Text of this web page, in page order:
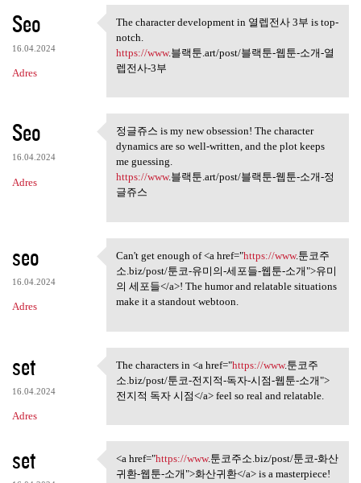
Seo
16.04.2024
Adres
The character development in
The character development in 열렙전사 3부 is top-
notch.
https://www.블랙툰.art/post/블랙툰-웹툰-소개-열
렙전사-3부
Seo
16.04.2024
Adres
정글쥬스 is my new obsession! The
정글쥬스 is my new obsession! The character
dynamics are so well-written, and the plot keeps
me guessing.
https://www.블랙툰.art/post/블랙툰-웹툰-소개-정
글쥬스
seo
16.04.2024
Adres
Can't get enough of <a href=
Can't get enough of <a href="https://www.툰코주
소.biz/post/툰코-유미의-세포들-웹툰-소개">유미
의 세포들</a>! The humor and relatable situations
make it a standout webtoon.
set
16.04.2024
Adres
The characters in <a href=
The characters in <a href="https://www.툰코주
소.biz/post/툰코-전지적-독자-시점-웹툰-소개">
전지적 독자 시점</a> feel so real and relatable.
set <a href="https://www.툰코주소.biz
<a href="https://www.툰코주소.biz/post/툰코-화산
귀환-웹툰-소개">화산귀환</a> is a masterpiece!